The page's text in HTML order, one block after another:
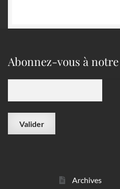
Abonnez-vous à
Archives